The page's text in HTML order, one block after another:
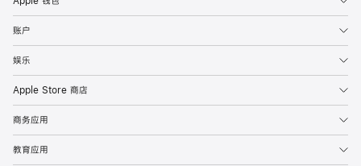
账户
娱乐
Apple Store 商店
商务应用
教育应用